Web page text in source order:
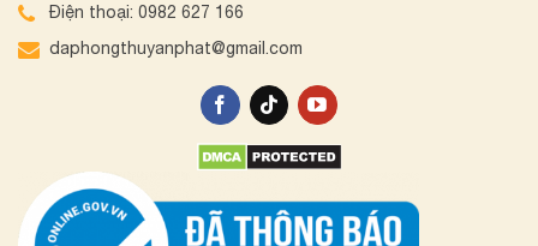
Điện thoại: 0982 627 166
daphongthuyanphat@gmail.com